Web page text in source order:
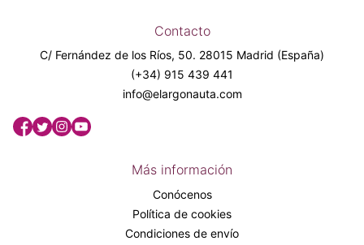
Contacto
C/ Fernández de los Ríos, 50. 28015 Madrid (España)
(+34) 915 439 441
info@elargonauta.com
Más información
Conócenos
Política de cookies
Condiciones de envío